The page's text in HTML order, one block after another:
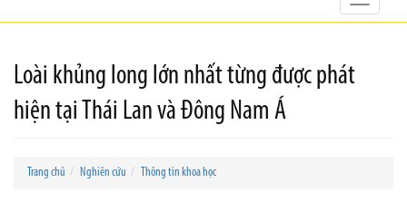
Loài khủng long lớn nhất từng được phát
hiện tại Thái Lan và Đông Nam Á
Trang chủ Nghiên cứu Thông tin khoa học